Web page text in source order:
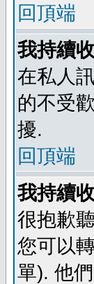
回頂端
我持續
在私人
的不受
擾.
回頂端
我持續
很抱歉
您可以
單). 他